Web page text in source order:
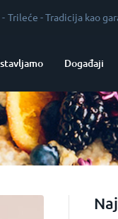
kao garant kvaliteta
Događaji